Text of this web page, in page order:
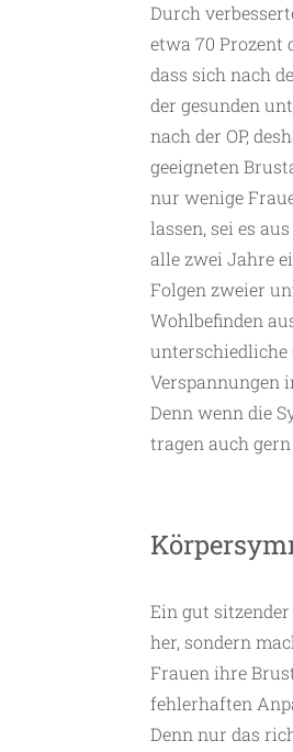
Durch
etwa 70 Prozent
dass sich nach
der gesunden
nach der OP,
geeigneten
nur wenige
lassen, sei es
alle zwei Jahre
Folgen zweier
Wohlbefinden
unterschiedliche
Verspannungen
Denn wenn die
tragen auch
Ein gut
her, sondern
Frauen ihre
fehlerhaften
Denn nur das